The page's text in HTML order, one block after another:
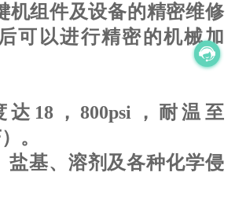
机组件及设备的精密维修
可以进行精密的机械加
18，800psi，耐温至
。
盐基、溶剂及各种化学侵